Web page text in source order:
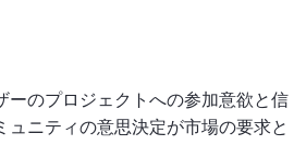
ーのプロジェクトへの参加意欲と信
ュニティの意思決定が市場の要求と